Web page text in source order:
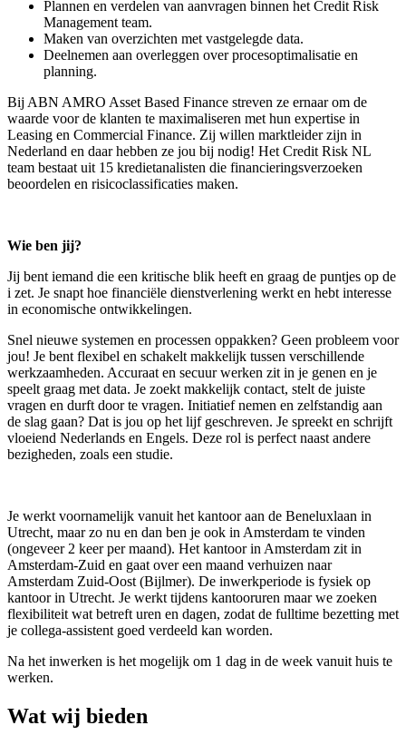
Plannen en verdelen van aanvragen binnen het Credit Risk
Management team.
Maken van overzichten met vastgelegde data.
Deelnemen aan overleggen over procesoptimalisatie en
planning.
Bij ABN AMRO Asset Based Finance streven ze ernaar om de
waarde voor de klanten te maximaliseren met hun expertise in
Leasing en Commercial Finance. Zij willen marktleider zijn in
Nederland en daar hebben ze jou bij nodig! Het Credit Risk NL
team bestaat uit 15 kredietanalisten die financieringsverzoeken
beoordelen en risicoclassificaties maken.
Wie ben jij?
Jij bent iemand die een kritische blik heeft en graag de puntjes op de
i zet. Je snapt hoe financiële dienstverlening werkt en hebt interesse
in economische ontwikkelingen.
Snel nieuwe systemen en processen oppakken? Geen probleem voor
jou! Je bent flexibel en schakelt makkelijk tussen verschillende
werkzaamheden. Accuraat en secuur werken zit in je genen en je
speelt graag met data. Je zoekt makkelijk contact, stelt de juiste
vragen en durft door te vragen. Initiatief nemen en zelfstandig aan
de slag gaan? Dat is jou op het lijf geschreven. Je spreekt en schrijft
vloeiend Nederlands en Engels. Deze rol is perfect naast andere
bezigheden, zoals een studie.
Je werkt voornamelijk vanuit het kantoor aan de Beneluxlaan in
Utrecht, maar zo nu en dan ben je ook in Amsterdam te vinden
(ongeveer 2 keer per maand). Het kantoor in Amsterdam zit in
Amsterdam-Zuid en gaat over een maand verhuizen naar
Amsterdam Zuid-Oost (Bijlmer). De inwerkperiode is fysiek op
kantoor in Utrecht. Je werkt tijdens kantooruren maar we zoeken
flexibiliteit wat betreft uren en dagen, zodat de fulltime bezetting met
je collega-assistent goed verdeeld kan worden.
Na het inwerken is het mogelijk om 1 dag in de week vanuit huis te
werken.
Wat wij bieden